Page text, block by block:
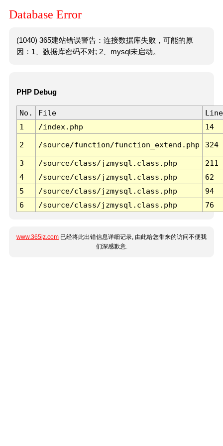
Database Error
(1040) 365建站错误警告：连接数据库失败，可能的原
因：1、数据库密码不对; 2、mysql未启动。
PHP Debug
No. File
Line
1
/index.php 14
2 /source/function/function_extend.php 324
3 /source/class/jzmysql.class.php
211
4
/source/class/jzmysql.class.php
62
5
/source/class/jzmysql.class.php
94
6
/source/class/jzmysql.class.php 76
www.365jz.com 已经将此出错信息详细记录, 由此给您带来的访问不便我
们深感歉意.